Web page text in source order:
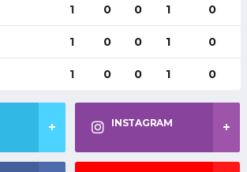
1 0 0 1 0
1 0 0 1 0
1 0 0 1 0
INSTAGRAM